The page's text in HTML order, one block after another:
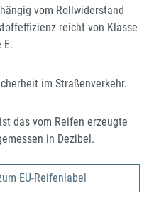
vom Rollwiderstand
reicht von Klasse
E.
im Straßenverkehr.
ist das vom Reifen erzeugte
in Dezibel.
EU-Reifenlabel